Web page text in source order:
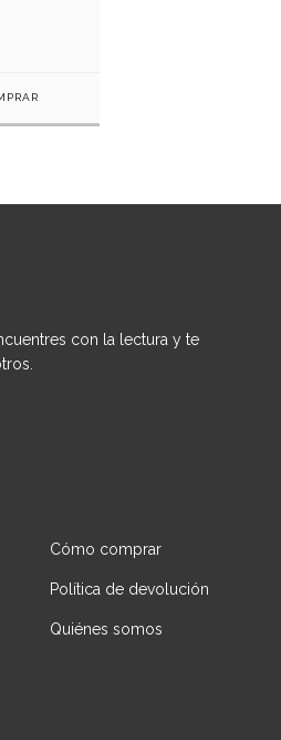
con la lectura y te
Cómo comprar
Política de devolución
Quiénes somos